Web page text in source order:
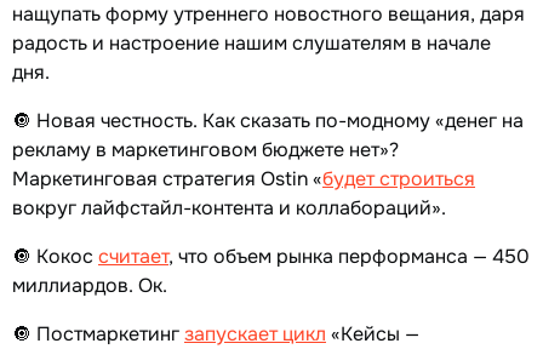
нащупать форму утреннего новостного вещания, даря
радость и настроение нашим слушателям в начале
дня.
🔘 Новая честность. Как сказать по-модному «денег на
рекламу в маркетинговом бюджете нет»?
Маркетинговая стратегия Ostin «будет строиться
вокруг лайфстайл-контента и коллабораций».
🔘 Кокос считает, что объем рынка перформанса — 450
миллиардов. Ок.
🔘 Постмаркетингзапускает цикл «Кейсы —